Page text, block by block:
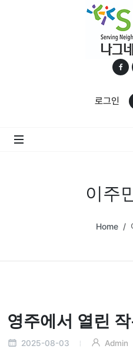
로그인
이주
Home
영주에서 열린
2025-08-03 Admin